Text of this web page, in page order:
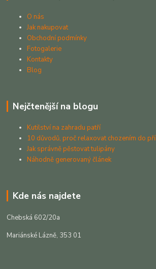
O nás
Jak nakupovat
Obchodní podmínky
Fotogalerie
Kontakty
Blog
Nejčtenější na blogu
Kutilství na zahradu patří
10 důvodů, proč relaxovat chozením do
Jak správně pěstovat tulipány
Náhodně generovaný článek
Kde nás najdete
Chebská 602/20a
Mariánské Lázně, 353 01